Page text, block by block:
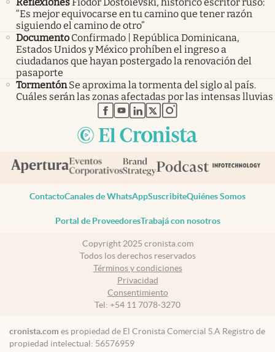
ReflexionesFiódor Dostoievski, histórico escritor ruso:
“Es mejor equivocarse en tu camino que tener razón
siguiendo el camino de otro”
Documento Confirmado | República Dominicana,
Estados Unidos y México prohíben el ingreso a
ciudadanos que hayan postergado la renovación del
pasaporte
Tormentón Se aproxima la tormenta del siglo al país.
Cuáles serán las zonas afectadas por las intensas lluvias
abre en nueva pestaña
abre en nueva pestaña
abre en nueva pestaña
abre en nueva pestaña
abre en nueva pestaña
ContactoCanales de WhatsAppSuscribiteQuiénes Somos
Portal de ProveedoresTrabajá con nosotros
Copyright 2025 cronista.com
Todos los derechos reservados
Términos y condiciones
Privacidad
Consentimiento
Tel: +54 11 7078-3270
cronista.com es propiedad de El Cronista Comercial S.A Registro de
propiedad intelectual: 56576959